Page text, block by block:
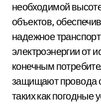
необходимой
объектов,
надежное
электроэнергии от
конечным
защищают провода
таких как погодные